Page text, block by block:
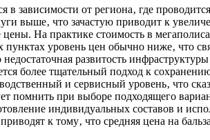
в зависимости от региона‚ где
выше‚ что зачастую приводит к
На практике стоимость в
уровень цен обычно ниже‚ что
развитость
более тщательный подход к
и сервисный уровень‚ что
помнить при выборе подходящего
индивидуальных составов и
к тому‚ что средняя цена на